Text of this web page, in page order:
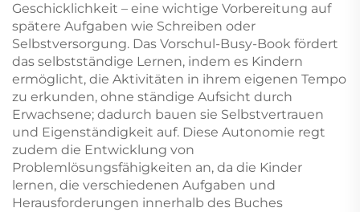
Geschicklichkeit – eine wichtige Vorbereitung auf
spätere Aufgaben wie Schreiben oder
Selbstversorgung. Das Vorschul-Busy-Book fördert
das selbstständige Lernen, indem es Kindern
ermöglicht, die Aktivitäten in ihrem eigenen Tempo
zu erkunden, ohne ständige Aufsicht durch
Erwachsene; dadurch bauen sie Selbstvertrauen
und Eigenständigkeit auf. Diese Autonomie regt
zudem die Entwicklung von
Problemlösungsfähigkeiten an, da die Kinder
lernen, die verschiedenen Aufgaben und
Herausforderungen innerhalb des Buches